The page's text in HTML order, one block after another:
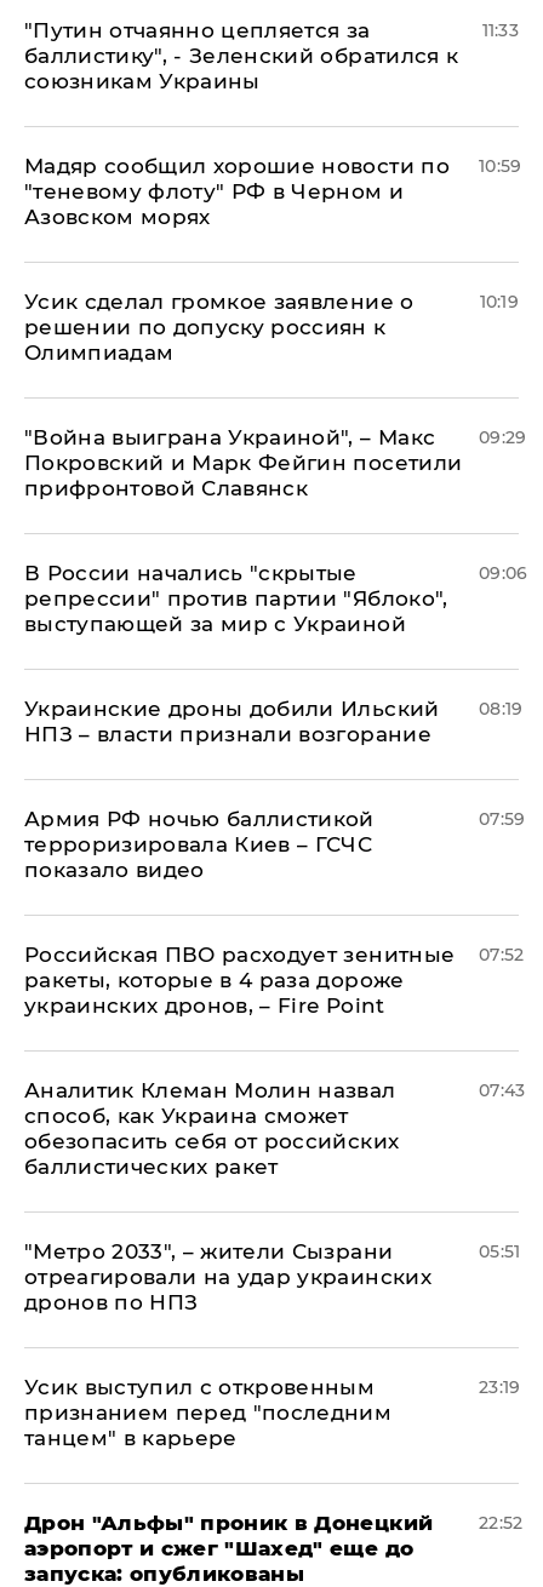
"Путин отчаянно цепляется за
баллистику", - Зеленский обратился к
союзникам Украины
11:33
Мадяр сообщил хорошие новости по
"теневому флоту" РФ в Черном и
Азовском морях
10:59
Усик сделал громкое заявление о
решении по допуску россиян к
Олимпиадам
10:19
"Война выиграна Украиной", – Макс
Покровский и Марк Фейгин посетили
прифронтовой Славянск
09:29
В России начались "скрытые
репрессии" против партии "Яблоко",
выступающей за мир с Украиной
09:06
Украинские дроны добили Ильский
НПЗ – власти признали возгорание
08:19
Армия РФ ночью баллистикой
терроризировала Киев – ГСЧС
показало видео
07:59
Российская ПВО расходует зенитные
ракеты, которые в 4 раза дороже
украинских дронов, – Fire Point
07:52
Аналитик Клеман Молин назвал
способ, как Украина сможет
обезопасить себя от российских
баллистических ракет
07:43
"Метро 2033", – жители Сызрани
отреагировали на удар украинских
дронов по НПЗ
05:51
Усик выступил с откровенным
признанием перед "последним
танцем" в карьере
23:19
Дрон "Альфы" проник в Донецкий
аэропорт и сжег "Шахед" еще до
запуска: опубликованы
22:52